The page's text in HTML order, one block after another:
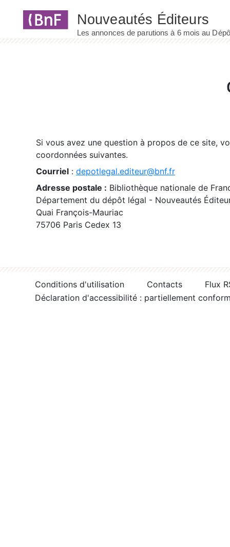
Si vous avez une question à propos de ce site,
coordonnées suivantes.
Courriel : depotlegal.editeur@bnf.fr
Adresse postale : Bibliothèque nationale de
Département du dépôt légal - Nouveautés
Quai François-Mauriac
75706 Paris Cedex 13
Conditions d'utilisation Contacts
Flux
Déclaration d'accessibilité : partiellement